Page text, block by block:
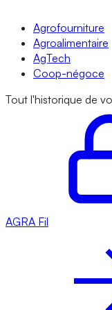
Agrofourniture
Agroalimentaire
AgTech
Coop-négoce
Tout l'historique de
AGRA Fil